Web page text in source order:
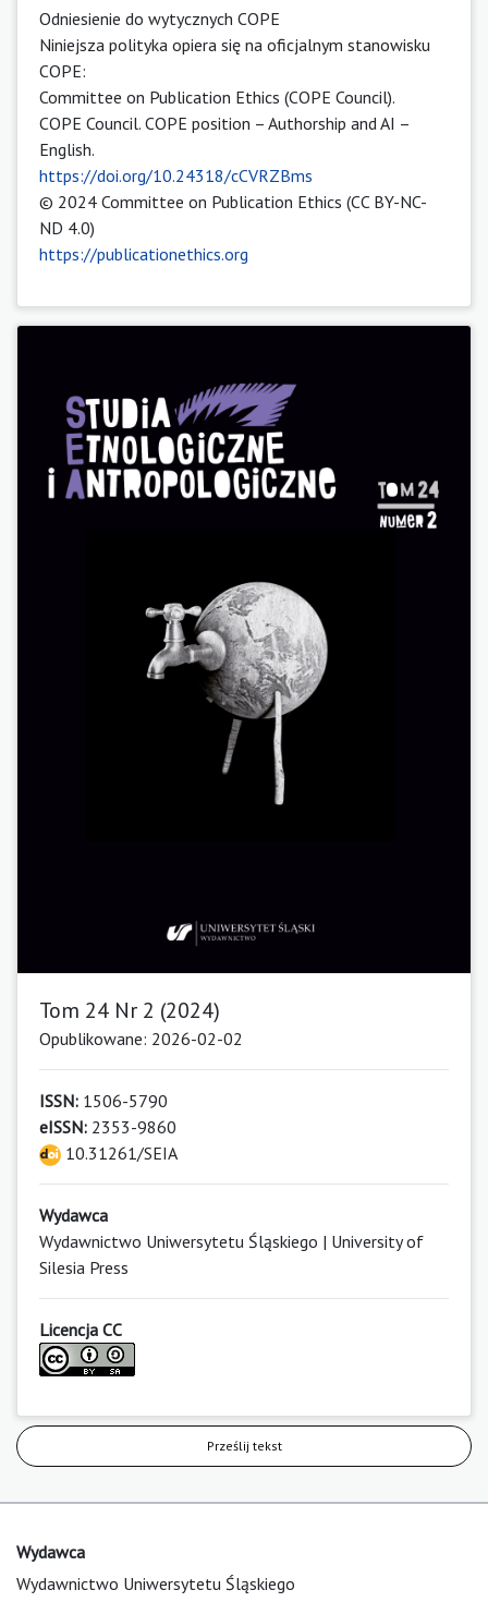
Odniesienie do wytycznych COPE
Niniejsza polityka opiera się na oficjalnym stanowisku
COPE:
Committee on Publication Ethics (COPE Council).
COPE Council. COPE position – Authorship and AI –
English.
https://doi.org/10.24318/cCVRZBms
© 2024 Committee on Publication Ethics (CC BY-NC-
ND 4.0)
https://publicationethics.org
Tom 24 Nr 2 (2024)
Opublikowane: 2026-02-02
ISSN: 1506-5790
eISSN: 2353-9860
10.31261/SEIA
Wydawca
Wydawnictwo Uniwersytetu Śląskiego | University of
Silesia Press
Licencja CC
Prześlij tekst
Wydawca
Wydawnictwo Uniwersytetu Śląskiego